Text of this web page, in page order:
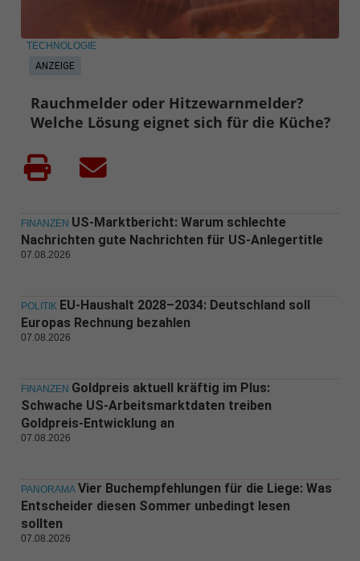
ANZEIGE
TECHNOLOGIE
Rauchmelder oder Hitzewarnmelder?
Welche Lösung eignet sich für die Küche?
FINANZEN US-Marktbericht: Warum schlechte
Nachrichten gute Nachrichten für US-Anlegertitle
07.08.2026
POLITIK EU-Haushalt 2028–2034: Deutschland soll
Europas Rechnung bezahlen
07.08.2026
FINANZEN Goldpreis aktuell kräftig im Plus:
Schwache US-Arbeitsmarktdaten treiben
Goldpreis-Entwicklung an
07.08.2026
PANORAMA Vier Buchempfehlungen für die Liege: Was
Entscheider diesen Sommer unbedingt lesen
sollten
07.08.2026